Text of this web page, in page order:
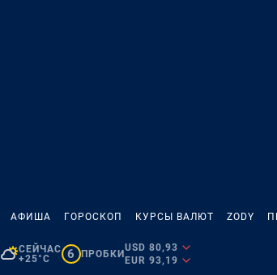
АФИША ГОРОСКОП КУРСЫ ВАЛЮТ ZODY
СЕЙЧАС
+25°C
6 ПРОБКИ
USD 80,93
EUR 93,19